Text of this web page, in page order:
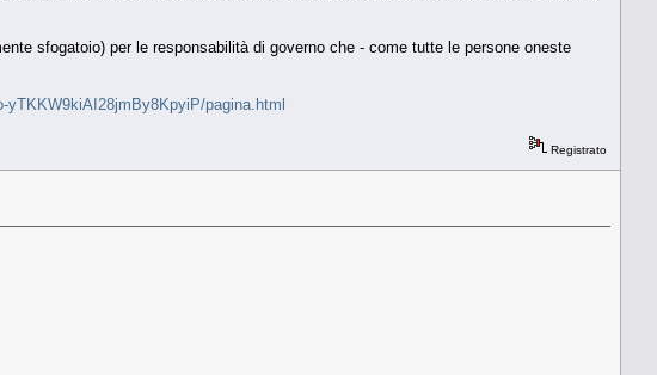
sfogatoio) per le responsabilità di governo che - come tutte le persone oneste
yTKKW9kiAI28jmBy8KpyiP/pagina.html
Registrato